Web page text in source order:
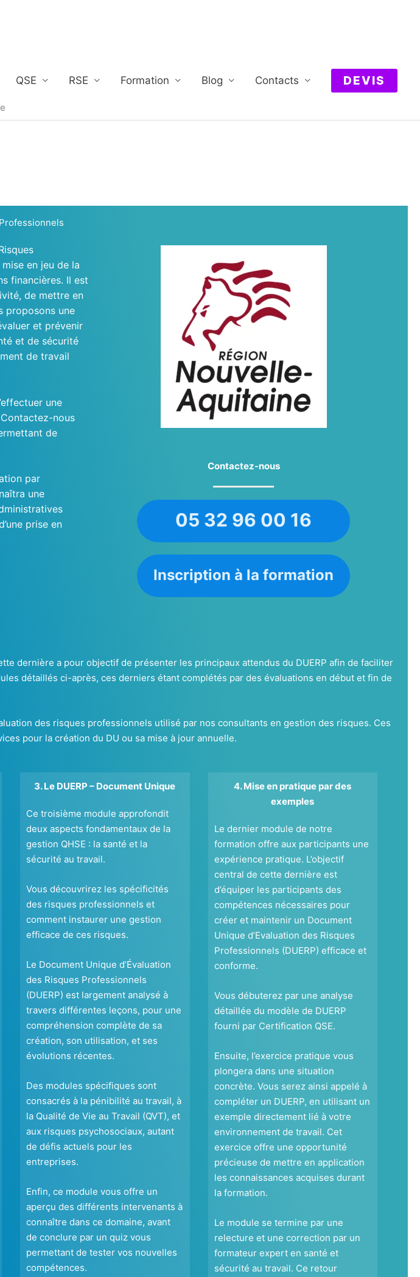
QSE RSE Formation Blog Contacts DEVIS
en jeu de la
financières. Il est
de mettre en
proposons une
et prévenir
et de sécurité
de travail
une
nous
de
par
une
prise en
Contactez-nous
05 32 96 00 16
Inscription à la formation
dernière a pour objectif de présenter les principaux attendus du DUERP afin de faciliter
détaillés ci-après, ces derniers étant complétés par des évaluations en début et fin de
des risques professionnels utilisé par nos consultants en gestion des risques. Ces
pour la création du DU ou sa mise à jour annuelle.
3. Le DUERP – Document Unique
Ce troisième module approfondit
deux aspects fondamentaux de la
gestion QHSE : la santé et la
sécurité au travail.
Vous découvrirez les spécificités
des risques professionnels et
comment instaurer une gestion
efficace de ces risques.
Le Document Unique d’Évaluation
des Risques Professionnels
(DUERP) est largement analysé à
travers différentes leçons, pour une
compréhension complète de sa
création, son utilisation, et ses
évolutions récentes.
Des modules spécifiques sont
consacrés à la pénibilité au travail, à
la Qualité de Vie au Travail (QVT), et
aux risques psychosociaux, autant
de défis actuels pour les
entreprises.
Enfin, ce module vous offre un
aperçu des différents intervenants à
connaître dans ce domaine, avant
de conclure par un quiz vous
permettant de tester vos nouvelles
compétences.
4. Mise en pratique par des
exemples
Le dernier module de notre
formation offre aux participants une
expérience pratique. L’objectif
central de cette dernière est
d’équiper les participants des
compétences nécessaires pour
créer et maintenir un Document
Unique d’Evaluation des Risques
Professionnels (DUERP) efficace et
conforme.
Vous débuterez par une analyse
détaillée du modèle de DUERP
fourni par Certification QSE.
Ensuite, l’exercice pratique vous
plongera dans une situation
concrète. Vous serez ainsi appelé à
compléter un DUERP, en utilisant un
exemple directement lié à votre
environnement de travail. Cet
exercice offre une opportunité
précieuse de mettre en application
les connaissances acquises durant
la formation.
Le module se termine par une
relecture et une correction par un
formateur expert en santé et
sécurité au travail. Ce retour